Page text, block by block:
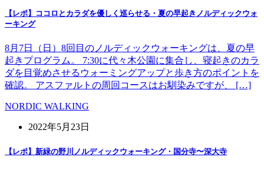
【レポ】ココロとカラダを優しく巡らせる・夏の早起きノルディックウォ
ーキング
8月7日（日）8回目のノルディックウォーキングは、夏の早
起きプログラム。 7:30に代々木公園に集合し、寝起きのカラ
ダを目覚めさせるウォーミングアップと歩き方のポイントを
確認。 アスファルトの周回コースはお馴染みですが、 […]
NORDIC WALKING
2022年5月23日
【レポ】新緑の野川ノルディックウォーキング・国分寺〜深大寺